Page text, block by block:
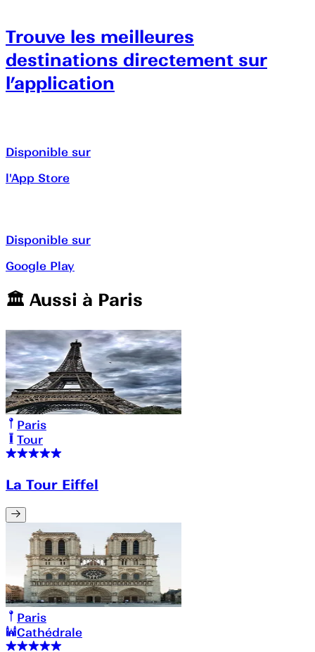
Trouve les meilleures
destinations directement sur
l’application
Disponible sur
l'App Store
Disponible sur
Google Play
🏛️️ Aussi à Paris
Paris
Tour
La Tour Eiffel
Paris
Cathédrale